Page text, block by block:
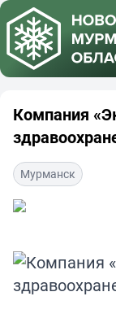
Компания
Мурманск